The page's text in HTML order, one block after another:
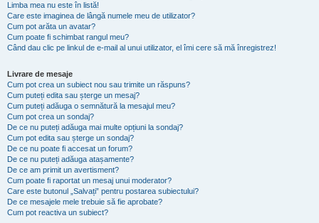
Limba mea nu este în listă!
Care este imaginea de lângă numele meu de utilizator?
Cum pot arăta un avatar?
Cum poate fi schimbat rangul meu?
Când dau clic pe linkul de e-mail al unui utilizator, el îmi cere să mă înregistrez!
Livrare de mesaje
Cum pot crea un subiect nou sau trimite un răspuns?
Cum puteți edita sau șterge un mesaj?
Cum puteți adăuga o semnătură la mesajul meu?
Cum pot crea un sondaj?
De ce nu puteți adăuga mai multe opțiuni la sondaj?
Cum pot edita sau șterge un sondaj?
De ce nu poate fi accesat un forum?
De ce nu puteți adăuga atașamente?
De ce am primit un avertisment?
Cum poate fi raportat un mesaj unui moderator?
Care este butonul „Salvați” pentru postarea subiectului?
De ce mesajele mele trebuie să fie aprobate?
Cum pot reactiva un subiect?